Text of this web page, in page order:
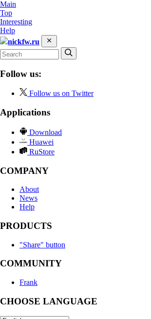
Main
Top
Interesting
Help
nickfw.ru
Follow us:
Follow us on Twitter
Applications
Download
Huawei
RuStore
COMPANY
About
News
Help
PRODUCTS
"Share" button
COMMUNITY
Frank
CHOOSE LANGUAGE